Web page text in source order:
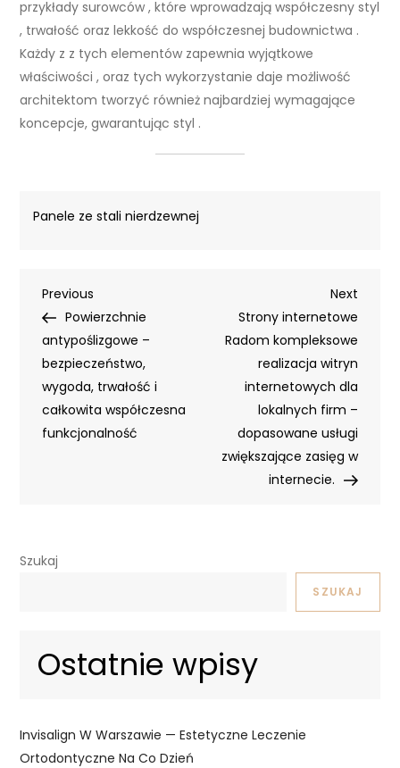
przykłady surowców , które wprowadzają współczesny styl
, trwałość oraz lekkość do współczesnej budownictwa .
Każdy z z tych elementów zapewnia wyjątkowe
właściwości , oraz tych wykorzystanie daje możliwość
architektom tworzyć również najbardziej wymagające
koncepcje, gwarantując styl .
Panele ze stali nierdzewnej
Nawigacja
wpisu
Previous
Post
Previous
Powierzchnie
antypoślizgowe –
bezpieczeństwo,
wygoda, trwałość i
całkowita współczesna
funkcjonalność
Next
Post
Next
Strony internetowe
Radom kompleksowe
realizacja witryn
internetowych dla
lokalnych firm –
dopasowane usługi
zwiększające zasięg w
internecie.
Szukaj
SZUKAJ
Ostatnie wpisy
Invisalign W Warszawie — Estetyczne Leczenie
Ortodontyczne Na Co Dzień